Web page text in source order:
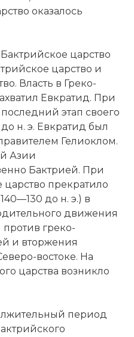
оказалось
царство
царство и
Власть в Греко-
Евкратид. При
этап своего
н. э. Евкратид был
Гелиоклом.
Азии
Бактрией. При
прекратило
до н. э.) в
движения
греко-
и вторжения
востоке. На
царства возникло
период